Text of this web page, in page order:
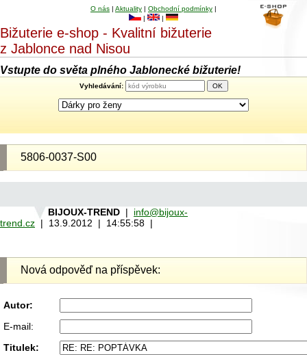
O nás | Aktuality | Obchodní podmínky |
|
|
Bižuterie e-shop - Kvalitní bižuterie
z Jablonce nad Nisou
Vstupte do světa plného Jablonecké bižuterie!
Vyhledávání:
5806-0037-S00
BIJOUX-TREND | info@bijoux-
trend.cz | 13.9.2012 | 14:55:58 |
Nová odpověď na příspěvek:
Autor:
E-mail:
Titulek: